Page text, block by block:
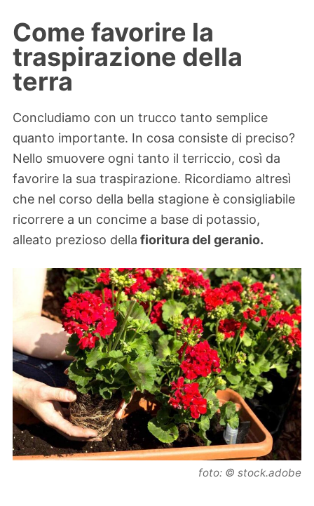
Come favorire la
traspirazione della
terra
Concludiamo con un trucco tanto semplice
quanto importante. In cosa consiste di preciso?
Nello smuovere ogni tanto il terriccio, così da
favorire la sua traspirazione. Ricordiamo altresì
che nel corso della bella stagione è consigliabile
ricorrere a un concime a base di potassio,
alleato prezioso della fioritura del geranio.
foto: © stock.adobe